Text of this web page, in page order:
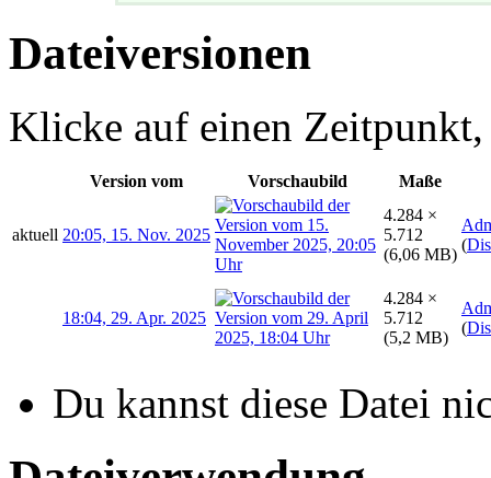
Dateiversionen
Klicke auf einen Zeitpunkt,
Version vom Vorschaubild Maße
aktuell 20:05, 15. Nov. 2025
4.284 ×
5.712
(6,06 MB)
(
18:04, 29. Apr. 2025
4.284 ×
5.712
(5,2 MB)
(
Du kannst diese Datei